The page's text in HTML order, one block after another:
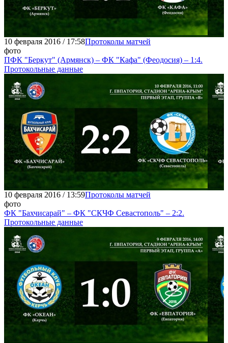
10 февраля 2016 / 17:58Протоколы матчей
фото
ПФК "Беркут" (Армянск) – ФК "Кафа" (Феодосия) – 1:4.
Протокольные данные
10 февраля 2016 / 13:59Протоколы матчей
фото
ФК "Бахчисарай" – ФК "СКЧФ Севастополь" – 2:2.
Протокольные данные